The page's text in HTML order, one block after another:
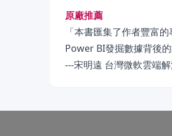
原廠推薦
「本書匯集了作者豐富
Power BI發掘數據背後
---宋明遠 台灣微軟雲端